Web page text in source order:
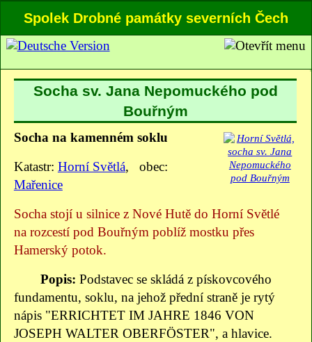
Spolek Drobné památky severních Čech
Socha sv. Jana Nepomuckého pod
Bouřným
Socha na kamenném soklu
Katastr: Horní Světlá, obec:
Mařenice
Socha stojí u silnice z Nové Hutě do Horní Světlé
na rozcestí pod Bouřným poblíž mostku přes
Hamerský potok.
Popis: Podstavec se skládá z pískovcového
fundamentu, soklu, na jehož přední straně je rytý
nápis "ERRICHTET IM JAHRE 1846 VON
JOSEPH WALTER OBERFÖSTER", a hlavice.